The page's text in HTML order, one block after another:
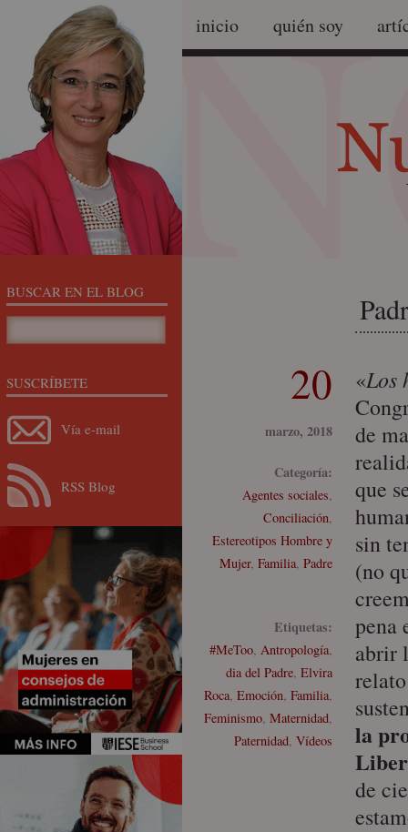
inicio quién soy
20
marzo, 2018
Categoría:
Agentes sociales,
Conciliación,
Estereotipos Hombre y
Mujer, Familia, Padre
Etiquetas:
#MeToo, Antropología,
dia del Padre, Elvira
Roca, Emoción, Familia,
Feminismo, Maternidad,
Paternidad, Vídeos
«Los
de
que
sin
(no
pena
abrir
la
de
BUSCAR EN EL BLOG
SUSCRÍBETE
Vía e-mail
RSS Blog